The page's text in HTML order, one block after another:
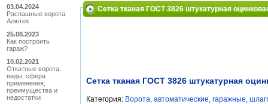
03.04.2024
Распашные ворота
Алютех
25.08.2023
Как построить
гараж?
10.02.2021
Откатные ворота:
виды, сфера
применения,
преимущества и
недостатки
Сетка тканая ГОСТ 3826 штукатурная
Сетка тканая ГОСТ 3826 штукатурная
Категория: Ворота, автоматические, гаражные,